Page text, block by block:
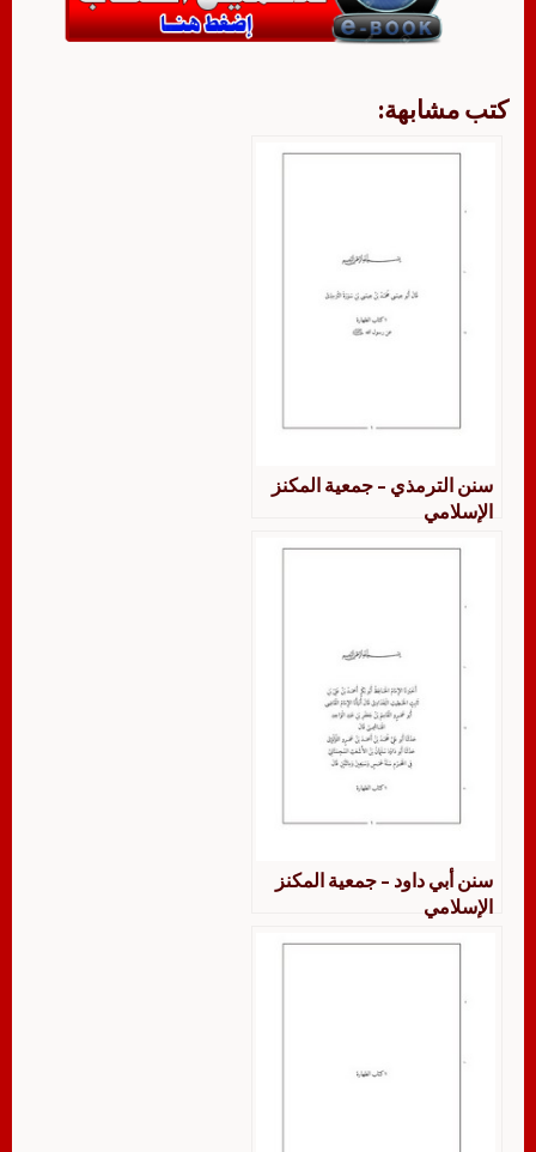
كتب مشابهة:
سنن الترمذي – جمعية المكنز
الإسلامي
سنن أبي داود – جمعية المكنز
الإسلامي